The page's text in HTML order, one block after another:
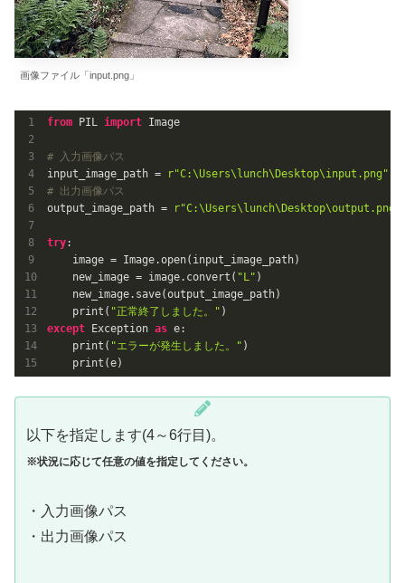
画像ファイル「input.png」
from PIL import Image
# 入力画像パス
input_image_path =
r"C:\Users\lunch\Desktop\input.png"
# 出力画像パス
output_image_path =
r"C:\Users\lunch\Desktop\output.png"
try:
    image = Image.open(input_image_path)
    new_image = image.convert(
"L" )
    new_image.save(output_image_path)
    print(
"正常終了しました。"
except Exception as e:
    print(
"エラーが発生しました。" )
以下を指定します(4～6行目)。
※状況に応じて任意の値を指定してください。
・入力画像パス
・出力画像パス